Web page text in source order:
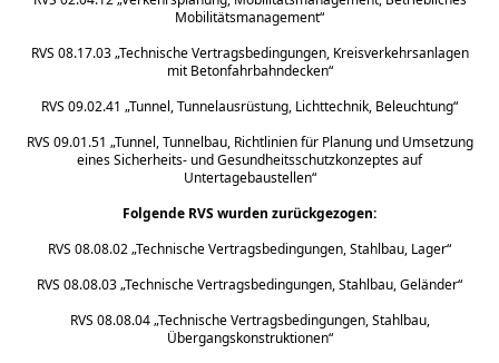
Mobilitätsmanagement“
RVS 08.17.03 „Technische Vertragsbedingungen, Kreisverkehrsanlagen
mit Betonfahrbahndecken“
RVS 09.02.41 „Tunnel, Tunnelausrüstung, Lichttechnik, Beleuchtung“
RVS 09.01.51 „Tunnel, Tunnelbau, Richtlinien für Planung und Umsetzung
eines Sicherheits- und Gesundheitsschutzkonzeptes auf
Untertagebaustellen“
Folgende RVS wurden zurückgezogen:
RVS 08.08.02 „Technische Vertragsbedingungen, Stahlbau, Lager“
RVS 08.08.03 „Technische Vertragsbedingungen, Stahlbau, Geländer“
RVS 08.08.04 „Technische Vertragsbedingungen, Stahlbau,
Übergangskonstruktionen“